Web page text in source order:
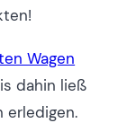
Wagen
dahin ließ